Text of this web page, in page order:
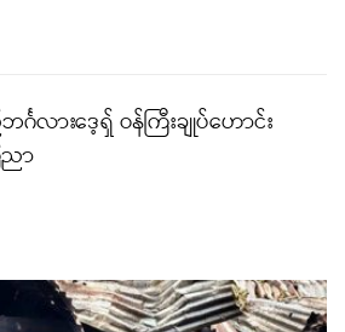
လားဒေ့ရှ် ဝန်ကြီးချုပ်ဟောင်း
ာ